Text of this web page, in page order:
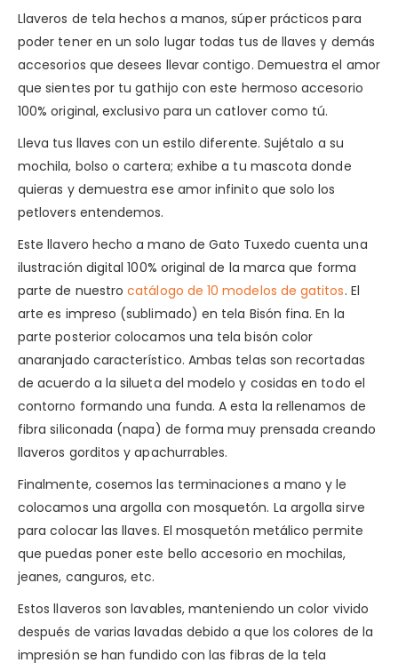
Llaveros de tela hechos a manos, súper prácticos para
poder tener en un solo lugar todas tus de llaves y demás
accesorios que desees llevar contigo. Demuestra el amor
que sientes por tu gathijo con este hermoso accesorio
100% original, exclusivo para un catlover como tú.
Lleva tus llaves con un estilo diferente. Sujétalo a su
mochila, bolso o cartera; exhibe a tu mascota donde
quieras y demuestra ese amor infinito que solo los
petlovers entendemos.
Este llavero hecho a mano de Gato Tuxedo cuenta una
ilustración digital 100% original de la marca que forma
parte de nuestrocatálogo de 10 modelos de gatitos. El
arte es impreso (sublimado) en tela Bisón fina. En la
parte posterior colocamos una tela bisón color
anaranjado característico. Ambas telas son recortadas
de acuerdo a la silueta del modelo y cosidas en todo el
contorno formando una funda. A esta la rellenamos de
fibra siliconada (napa) de forma muy prensada creando
llaveros gorditos y apachurrables.
Finalmente, cosemos las terminaciones a mano y le
colocamos una argolla con mosquetón. La argolla sirve
para colocar las llaves. El mosquetón metálico permite
que puedas poner este bello accesorio en mochilas,
jeanes, canguros, etc.
Estos llaveros son lavables, manteniendo un color vivido
después de varias lavadas debido a que los colores de la
impresión se han fundido con las fibras de la tela